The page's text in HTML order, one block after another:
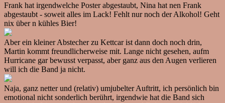
Frank hat irgendwelche Poster abgestaubt, Nina hat nen Frank
abgestaubt - soweit alles im Lack! Fehlt nur noch der Alkohol! Geht
nix über n kühles Bier!
Aber ein kleiner Abstecher zu Kettcar ist dann doch noch drin,
Martin kommt freundlicherweise mit. Lange nicht gesehen, aufm
Hurricane gar bewusst verpasst, aber ganz aus den Augen verlieren
will ich die Band ja nicht.
Naja, ganz netter und (relativ) umjubelter Auftritt, ich persönlich bin
emotional nicht sonderlich berührt, irgendwie hat die Band sich